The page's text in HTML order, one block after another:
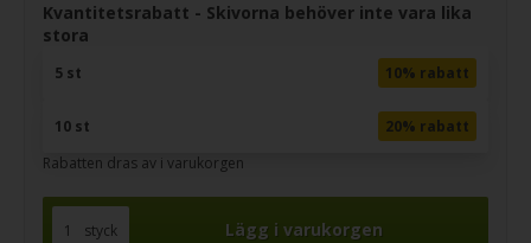
Kvantitetsrabatt - Skivorna behöver inte vara lika
stora
5 st 10% rabatt
10 st
20% rabatt
Rabatten dras av i varukorgen
styck